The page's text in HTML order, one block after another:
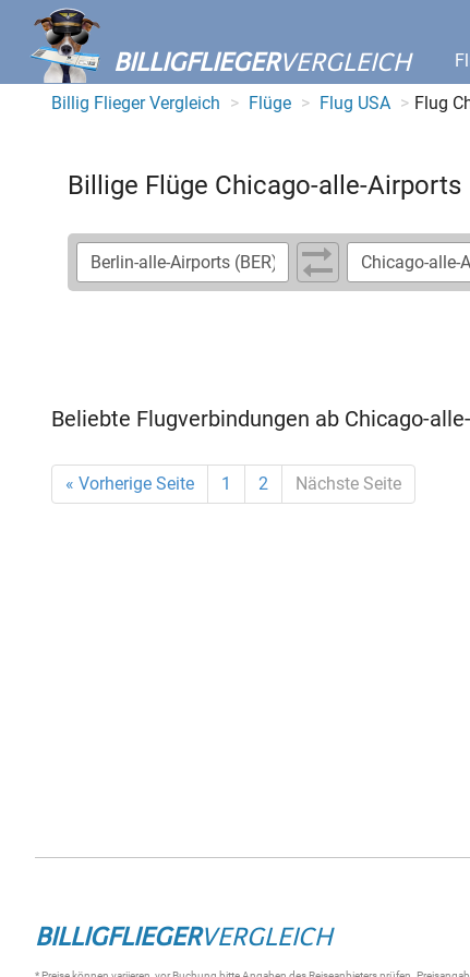
BILLIGFLIEGERVERGLEICH
Billig Flieger Vergleich Flüge Flug USA Flug
Billige Flüge Chicago-alle-Airports
Beliebte Flugverbindungen ab Chicago-
« Vorherige Seite 1 2 Nächste Seite
BILLIGFLIEGERVERGLEICH